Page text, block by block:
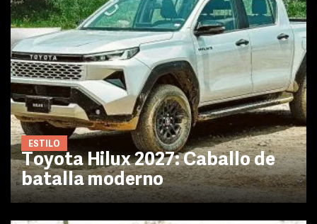
ESTILO
Toyota Hilux 2027: Caballo de
batalla moderno